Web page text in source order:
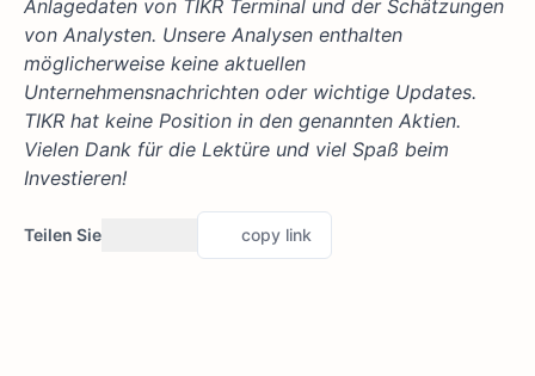
Anlagedaten von TIKR Terminal und der Schätzungen
von Analysten. Unsere Analysen enthalten
möglicherweise keine aktuellen
Unternehmensnachrichten oder wichtige Updates.
TIKR hat keine Position in den genannten Aktien.
Vielen Dank für die Lektüre und viel Spaß beim
Investieren!
Teilen Sie copy link